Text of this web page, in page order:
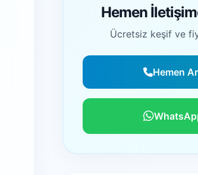
Hemen
Ücretsiz keşif ve
Hemen